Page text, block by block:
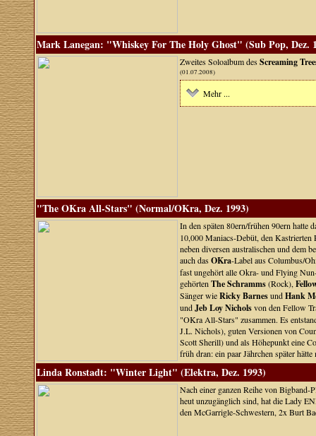
Mark Lanegan: "Whiskey For The Holy Ghost" (Sub Pop, Dez.
Zweites Soloalbum desScreaming
(01.07.2008)
Mehr ...
"The OKra All-Stars" (Normal/OKra, Dez. 1993)
In den späten 80ern/frühen 90ern hatte
10,000 Maniacs-Debüt, den
neben diversen australischen und dem
auch dasOKra-Label aus Columbus/
fast ungehört alle Okra- und Flying
gehörten The Schramms(Rock),
Sänger wieRicky BarnesundHank
undJeb Loy Nicholsvon den Fellow
"OKra All-Stars" zusammen. Es
J.L. Nichols), guten Versionen von
Scott Sherill) und als Höhepunkt eine
früh dran: ein paar Jährchen später
Linda Ronstadt: "Winter Light" (Elektra, Dez. 1993)
Nach einer ganzen Reihe von
heut unzugänglich sind, hat die Lady
den McGarrigle-Schwestern, 2x Burt